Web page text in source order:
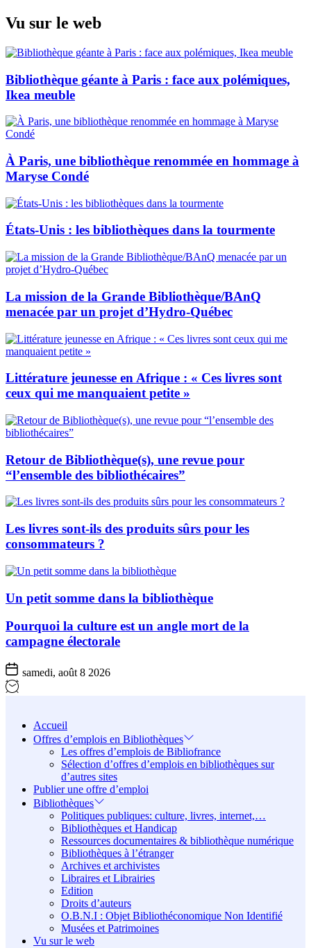
Skip
to
content
Vu sur le web
Bibliothèque géante à Paris : face aux polémiques,
Ikea meuble
À Paris, une bibliothèque renommée en hommage à
Maryse Condé
États-Unis : les bibliothèques dans la tourmente
La mission de la Grande Bibliothèque/BAnQ
menacée par un projet d’Hydro-Québec
Littérature jeunesse en Afrique : « Ces livres sont
ceux qui me manquaient petite »
Retour de Bibliothèque(s), une revue pour
“l’ensemble des bibliothécaires”
Les livres sont-ils des produits sûrs pour les
consommateurs ?
Un petit somme dans la bibliothèque
Pourquoi la culture est un angle mort de la
campagne électorale
samedi, août 8 2026
Accueil
Offres d’emplois en Bibliothèques
Les offres d’emplois de Bibliofrance
Sélection d’offres d’emplois en bibliothèques sur
d’autres sites
Publier une offre d’emploi
Bibliothèques
Politiques publiques: culture, livres, internet,…
Bibliothèques et Handicap
Ressources documentaires & bibliothèque numérique
Bibliothèques à l’étranger
Archives et archivistes
Libraires et Librairies
Edition
Droits d’auteurs
O.B.N.I : Objet Bibliothéconomique Non Identifié
Musées et Patrimoines
Vu sur le web